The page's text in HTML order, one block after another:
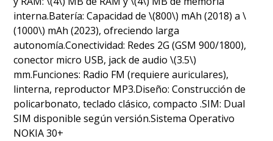
interna.Batería: Capacidad de \(800\) mAh (2018) a \
(1000\) mAh (2023), ofreciendo larga
autonomía.Conectividad: Redes 2G (GSM 900/1800),
conector micro USB, jack de audio \(3.5\)
mm.Funciones: Radio FM (requiere auriculares),
linterna, reproductor MP3.Diseño: Construcción de
policarbonato, teclado clásico, compacto .SIM: Dual
SIM disponible según versión.Sistema Operativo
NOKIA 30+